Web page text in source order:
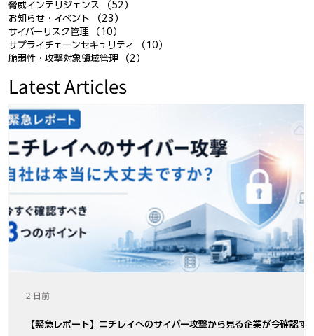
脅威インテリジェンス （52）
お知らせ・イベント
（23）
サイバーリスク管理
（10）
サプライチェーンセキュリティ
（10）
脆弱性・攻撃対象領域管理
（2）
Latest Articles
【緊急レポート】ニチレイへのサイバー攻撃から見る企業が今確認す
2 日前